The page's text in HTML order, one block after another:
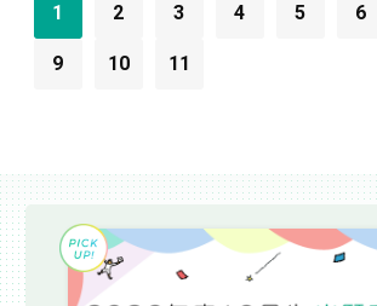
1 2 3 4 5 6
9 10 11